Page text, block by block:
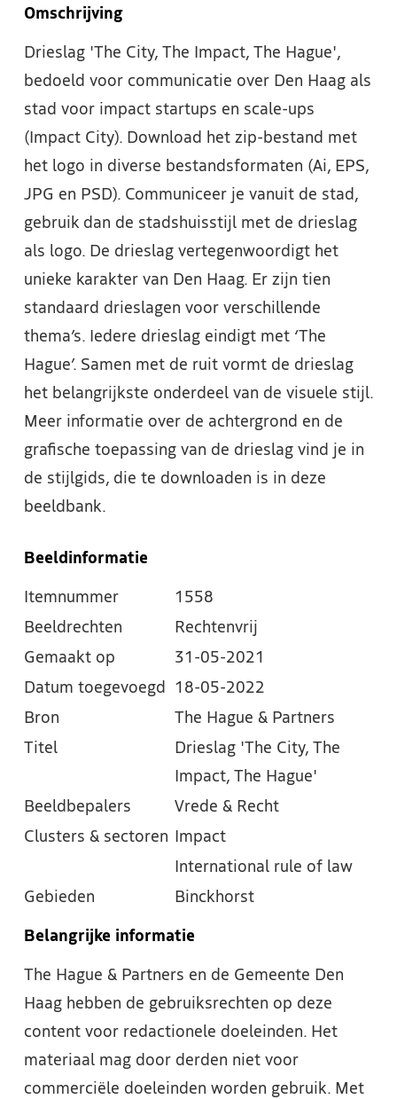
Omschrijving
Drieslag 'The City, The Impact, The Hague',
bedoeld voor communicatie over Den Haag als
stad voor impact startups en scale-ups
(Impact City). Download het zip-bestand met
het logo in diverse bestandsformaten (Ai, EPS,
JPG en PSD). Communiceer je vanuit de stad,
gebruik dan de stadshuisstijl met de drieslag
als logo. De drieslag vertegenwoordigt het
unieke karakter van Den Haag. Er zijn tien
standaard drieslagen voor verschillende
thema’s. Iedere drieslag eindigt met ‘The
Hague’. Samen met de ruit vormt de drieslag
het belangrijkste onderdeel van de visuele stijl.
Meer informatie over de achtergrond en de
grafische toepassing van de drieslag vind je in
de stijlgids, die te downloaden is in deze
beeldbank.
Beeldinformatie
Itemnummer
1558
Beeldrechten
Rechtenvrij
Gemaakt op
31-05-2021
Datum toegevoegd
18-05-2022
Bron
The Hague & Partners
Titel
Drieslag 'The City, The
Impact, The Hague'
Beeldbepalers
Vrede & Recht
Clusters & sectoren
Impact
International rule of law
Gebieden
Binckhorst
Belangrijke informatie
The Hague & Partners en de Gemeente Den
Haag hebben de gebruiksrechten op deze
content voor redactionele doeleinden. Het
materiaal mag door derden niet voor
commerciële doeleinden worden gebruik. Met